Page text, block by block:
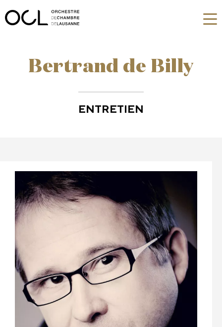
Bertrand de Billy
ENTRETIEN